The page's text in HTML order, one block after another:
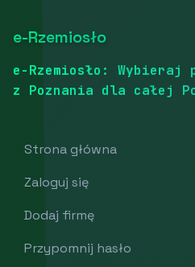
e-Rzemiosło
e-Rzemiosło:
z Poznania dla całej
Strona główna
Zaloguj się
Dodaj firmę
Przypomnij hasło